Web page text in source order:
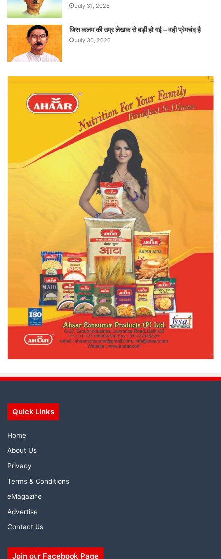
July 31, 2026
जिस कलम की उम्र लेखक से बड़ी हो गई – वही प्रेमचंद है
July 30, 2026
Quick Links
Home
About Us
Privacy
Terms & Conditions
eMagazine
Advertise
Contact Us
Join our Facebook Page